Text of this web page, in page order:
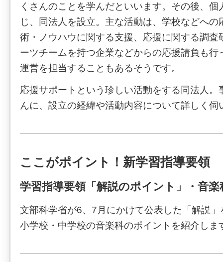
くさんのことを学んだといいます。その後、
じ、同法人を設立。主な活動は、学校などへ
術・ノウハウに関する支援、応援に関する調査
ーツチームを持つ企業などからの応援請負も行
運営を担当することもあるそうです。
応援サポートという珍しい活動をする同法人。
んに、設立の経緯や活動内容について詳しく伺
ここがポイント！新学習指導要領
学習指導要領「解説のポイント」・音楽
文部科学省が6、7月にかけて公表した「解説
小学校・中学校の音楽科のポイントを紹介しま